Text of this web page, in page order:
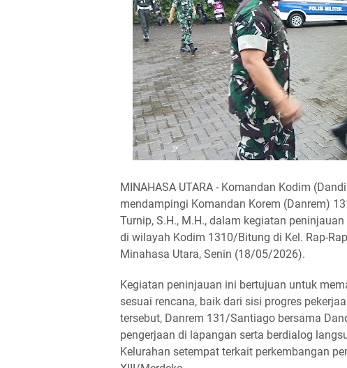
MINAHASA UTARA - Komandan Kodim
mendampingi Komandan Korem (Danrem)
Turnip, S.H., M.H., dalam kegiatan
di wilayah Kodim 1310/Bitung di Kel. Rap-
Minahasa Utara, Senin (18/05/2026).
Kegiatan peninjauan ini bertujuan untuk
sesuai rencana, baik dari sisi progres
tersebut, Danrem 131/Santiago bersama
pengerjaan di lapangan serta berdialog
Kelurahan setempat terkait perkembangan